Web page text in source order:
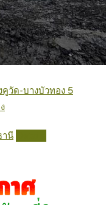
วัด-บางบัวทอง 5
านี